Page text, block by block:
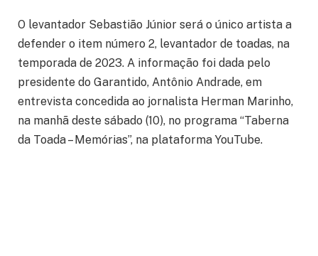
O levantador Sebastião Júnior será o único artista a
defender o item número 2, levantador de toadas, na
temporada de 2023. A informação foi dada pelo
presidente do Garantido, Antônio Andrade, em
entrevista concedida ao jornalista Herman Marinho,
na manhã deste sábado (10), no programa “Taberna
da Toada – Memórias”, na plataforma YouTube.